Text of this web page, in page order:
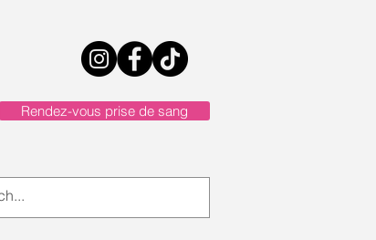
Rendez-vous prise de sang